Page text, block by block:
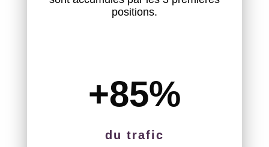
positions.
+85%
du trafic